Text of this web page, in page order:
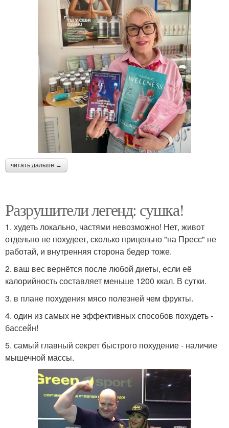
читать дальше →
Разрушители легенд: сушка!
1. худеть локально, частями невозможно! Нет, живот
отдельно не похудеет, сколько прицельно "на Пресс" не
работай, и внутренняя сторона бедер тоже.
2. ваш вес вернётся после любой диеты, если её
калорийность составляет меньше 1200 ккал. В сутки.
3. в плане похудения мясо полезней чем фрукты.
4. один из самых не эффективных способов похудеть -
бассейн!
5. самый главный секрет быстрого похудение - наличие
мышечной массы.